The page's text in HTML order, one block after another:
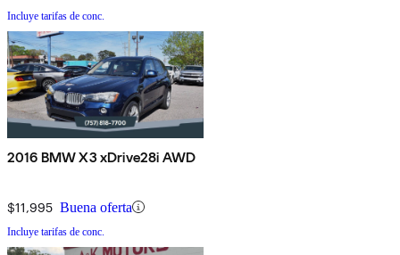
Incluye tarifas de conc.
2016 BMW X3 xDrive28i AWD
$11,995 Buena oferta
Incluye tarifas de conc.